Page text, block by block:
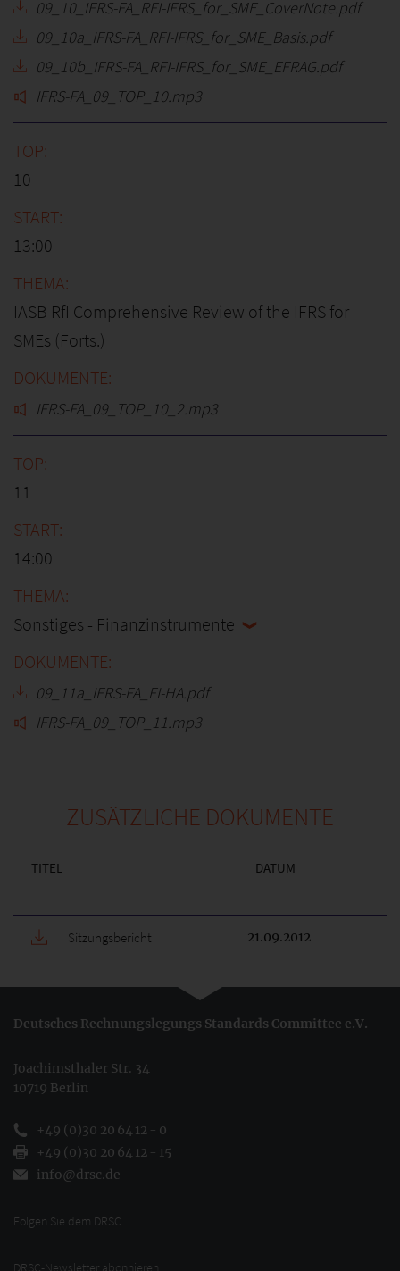
09_10_IFRS-FA_RFI-IFRS_for_SME_CoverNote.pdf
09_10a_IFRS-FA_RFI-IFRS_for_SME_Basis.pdf
09_10b_IFRS-FA_RFI-IFRS_for_SME_EFRAG.pdf
IFRS-FA_09_TOP_10.mp3
10
13:00
IASB RfI Comprehensive Review of the IFRS for
SMEs (Forts.)
IFRS-FA_09_TOP_10_2.mp3
11
14:00
Sonstiges - Finanzinstrumente
09_11a_IFRS-FA_FI-HA.pdf
IFRS-FA_09_TOP_11.mp3
ZUSÄTZLICHE DOKUMENTE
TITEL DATUM
Sitzungsbericht 21.09.2012
Deutsches Rechnungslegungs Standards Committee e.V.
Joachimsthaler Str. 34
10719 Berlin
+49 (0)30 20 64 12 - 0
+49 (0)30 20 64 12 - 15
info@drsc.de
Folgen Sie dem DRSC
DRSC-Newsletter abonnieren